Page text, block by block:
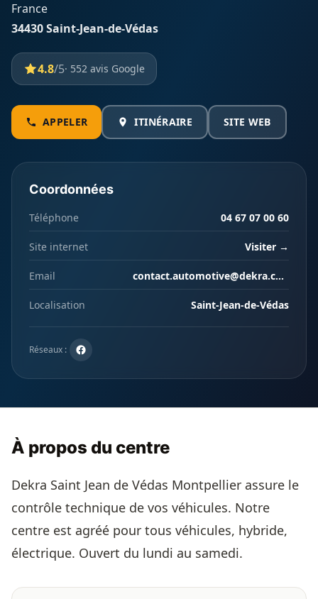
France
34430 Saint-Jean-de-Védas
4.8/5· 552 avis Google
APPELER ITINÉRAIRE SITE WEB
Coordonnées
Téléphone 04 67 07 00 60
Site internet Visiter →
Email contact.automotive@dekra.com
Localisation Saint-Jean-de-Védas
Réseaux :
À propos du centre
Dekra Saint Jean de Védas Montpellier assure le
contrôle technique de vos véhicules. Notre
centre est agréé pour tous véhicules, hybride,
électrique. Ouvert du lundi au samedi.